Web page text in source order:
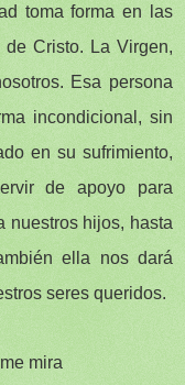
toma forma en las
Cristo. La Virgen,
Esa persona
incondicional, sin
en su sufrimiento,
de apoyo para
nuestros hijos, hasta
ella nos dará
seres queridos.
mira